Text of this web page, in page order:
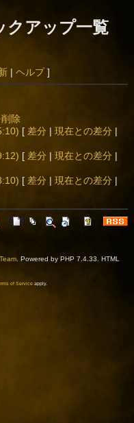
アップ一覧
| ヘルプ]
除
[ 差分 |現在との差分 |
[ 差分 |現在との差分 |
[ 差分 |現在との差分 |
. Powered by PHP 7.4.33. HTML
of Serviceapply.